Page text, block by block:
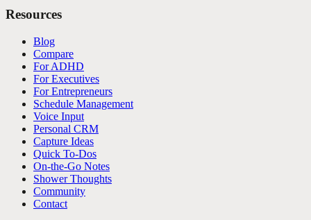
Resources
Blog
Compare
For ADHD
For Executives
For Entrepreneurs
Schedule Management
Voice Input
Personal CRM
Capture Ideas
Quick To-Dos
On-the-Go Notes
Shower Thoughts
Community
Contact